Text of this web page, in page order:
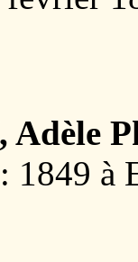
Adèle
1849